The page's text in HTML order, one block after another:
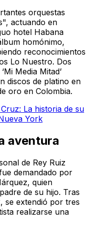
orquestas
actuando en
hotel Habana
homónimo,
reconocimientos
Lo Nuestro. Dos
Media Mitad’
discos de platino en
oro en Colombia.
La historia de su
York
aventura
de Rey Ruiz
demandado por
quien
de su hijo. Tras
se extendió por tres
realizarse una